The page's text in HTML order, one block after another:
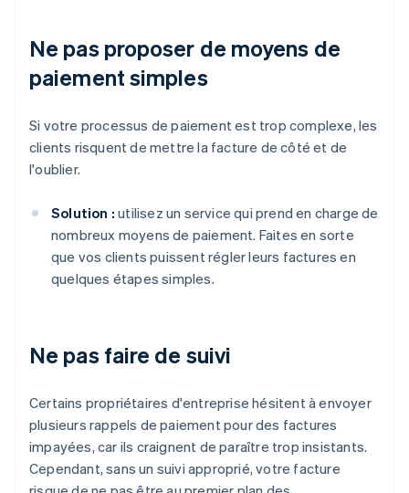
Ne pas proposer de moyens de
paiement simples
Si votre processus de paiement est trop complexe, les
clients risquent de mettre la facture de côté et de
l'oublier.
Solution : utilisez un service qui prend en charge de
nombreux moyens de paiement. Faites en sorte
que vos clients puissent régler leurs factures en
quelques étapes simples.
Ne pas faire de suivi
Certains propriétaires d'entreprise hésitent à envoyer
plusieurs rappels de paiement pour des factures
impayées, car ils craignent de paraître trop insistants.
Cependant, sans un suivi approprié, votre facture